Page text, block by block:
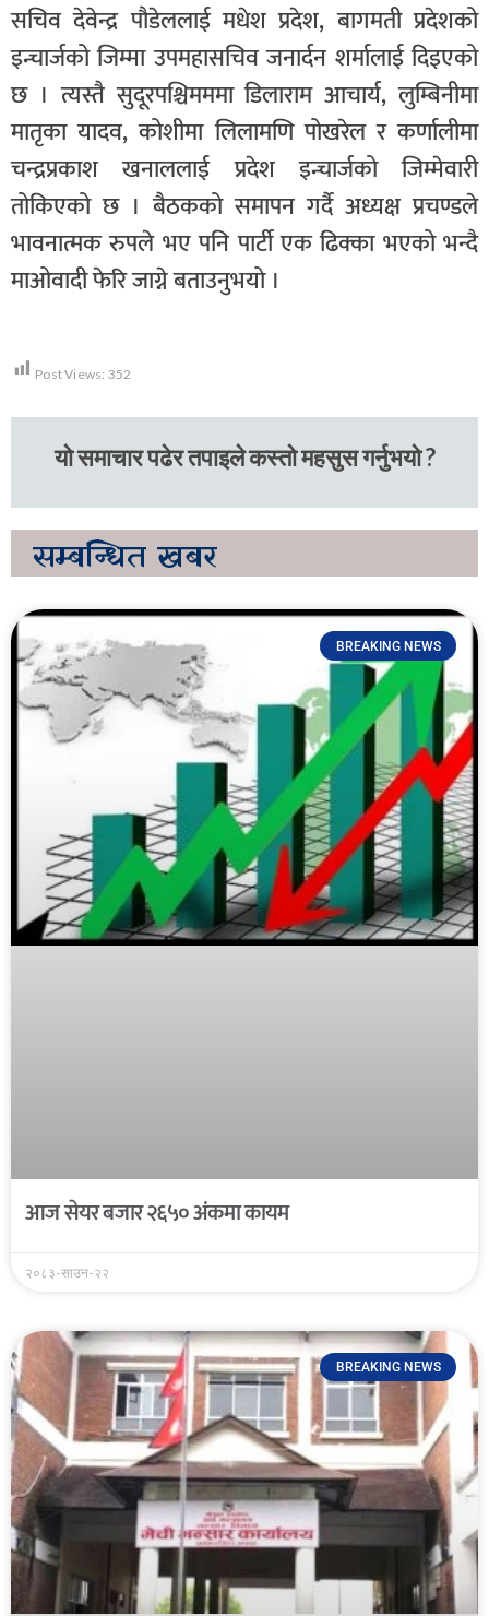
सचिव देवेन्द्र पौडेललाई मधेश प्रदेश, बागमती प्रदेशको
इन्चार्जको जिम्मा उपमहासचिव जनार्दन शर्मालाई दिइएको
छ । त्यस्तै सुदूरपश्चिमममा डिलाराम आचार्य, लुम्बिनीमा
मातृका यादव, कोशीमा लिलामणि पोखरेल र कर्णालीमा
चन्द्रप्रकाश खनाललाई प्रदेश इन्चार्जको जिम्मेवारी
तोकिएको छ । बैठकको समापन गर्दै अध्यक्ष प्रचण्डले
भावनात्मक रुपले भए पनि पार्टी एक ढिक्का भएको भन्दै
माओवादी फेरि जाग्ने बताउनुभयो ।
Post Views: 352
यो समाचार पढेर तपाइले कस्तो महसुस गर्नुभयो ?
सम्बन्धित खबर
BREAKING NEWS
आज सेयर बजार २६५० अंकमा कायम
२०८३-साउन-२२
BREAKING NEWS